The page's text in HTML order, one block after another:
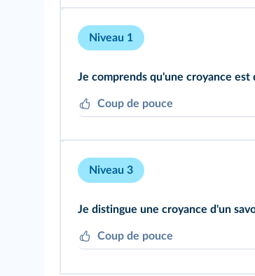
Niveau 1
Je comprends qu'une croyance est
Coup de pouce
Niveau 3
Je distingue une croyance d'un
Coup de pouce